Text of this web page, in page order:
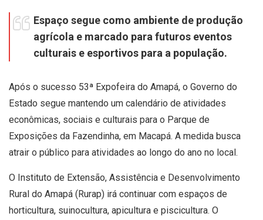
Espaço segue como ambiente de produção
agrícola e marcado para futuros eventos
culturais e esportivos para a população.
Após o sucesso 53ª Expofeira do Amapá, o Governo do
Estado segue mantendo um calendário de atividades
econômicas, sociais e culturais para o Parque de
Exposições da Fazendinha, em Macapá. A medida busca
atrair o público para atividades ao longo do ano no local.
O Instituto de Extensão, Assistência e Desenvolvimento
Rural do Amapá (Rurap) irá continuar com espaços de
horticultura, suinocultura, apicultura e piscicultura. O